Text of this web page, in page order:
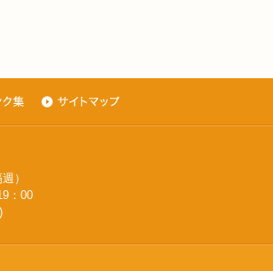
）
：00